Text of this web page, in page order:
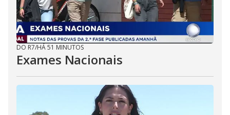
DO R7/HÁ 51 MINUTOS
Exames Nacionais